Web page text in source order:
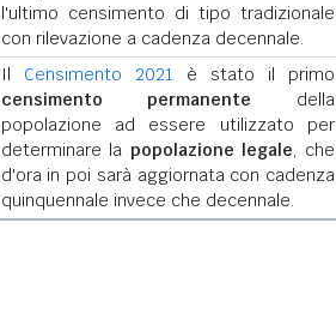
l'ultimo censimento di tipo tradizionale
con rilevazione a cadenza decennale.
Il Censimento 2021 è stato il primo
censimento permanente della
popolazione ad essere utilizzato per
determinare la popolazione legale, che
d'ora in poi sarà aggiornata con cadenza
quinquennale invece che decennale.